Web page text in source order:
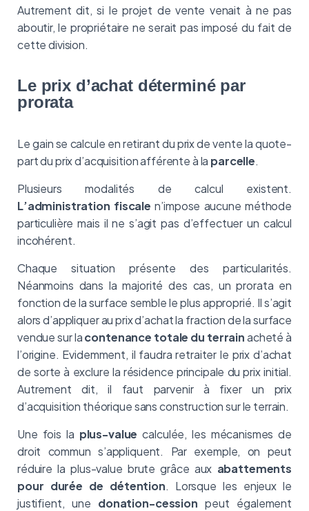
Autrement dit, si le projet de vente venait à ne pas
aboutir, le propriétaire ne serait pas imposé du fait de
cette division.
Le prix d’achat déterminé par
prorata
Le gain se calcule en retirant du prix de vente la quote-
part du prix d’acquisition afférente à la parcelle.
Plusieurs modalités de calcul existent.
L’administration fiscale n’impose aucune méthode
particulière mais il ne s’agit pas d’effectuer un calcul
incohérent.
Chaque situation présente des particularités.
Néanmoins dans la majorité des cas, un prorata en
fonction de la surface semble le plus approprié. Il s’agit
alors d’appliquer au prix d’achat la fraction de la surface
vendue sur lacontenance totale du terrainacheté à
l’origine. Evidemment, il faudra retraiter le prix d’achat
de sorte à exclure la résidence principale du prix initial.
Autrement dit, il faut parvenir à fixer un prix
d’acquisition théorique sans construction sur le terrain.
Une fois la plus-value calculée, les mécanismes de
droit commun s’appliquent. Par exemple, on peut
réduire la plus-value brute grâce aux abattements
pour durée de détention. Lorsque les enjeux le
justifient, une donation-cession peut également